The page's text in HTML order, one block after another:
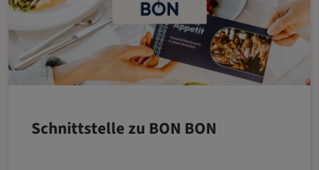
Schnittstelle zu BON BON